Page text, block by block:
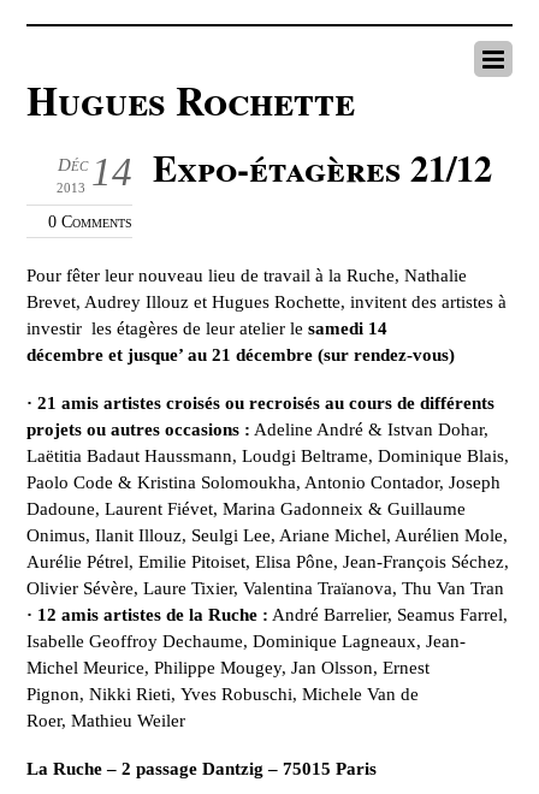
Hugues Rochette
14
Déc
2013
0 Comments
Expo-étagères 21/12
Pour fêter leur nouveau lieu de travail à la Ruche, Nathalie
Brevet, Audrey Illouz et Hugues Rochette, invitent des artistes à
investir les étagères de leur atelier lesamedi 14
décembreet jusque’ au 21 décembre (sur rendez-vous)
· 21 amis artistes croisés ou recroisés au cours de différents
projets ou autres occasions : Adeline André & Istvan Dohar,
Laëtitia Badaut Haussmann, Loudgi Beltrame, Dominique Blais,
Paolo Code & Kristina Solomoukha, Antonio Contador, Joseph
Dadoune, Laurent Fiévet, Marina Gadonneix & Guillaume
Onimus, Ilanit Illouz, Seulgi Lee, Ariane Michel, Aurélien Mole,
Aurélie Pétrel, Emilie Pitoiset, Elisa Pône, Jean-François Séchez,
Olivier Sévère, Laure Tixier, Valentina Traïanova, Thu Van Tran
· 12 amis artistes de la Ruche : André Barrelier, Seamus Farrel,
Isabelle Geoffroy Dechaume, Dominique Lagneaux, Jean-
Michel Meurice, Philippe Mougey, Jan Olsson, Ernest
Pignon, Nikki Rieti, Yves Robuschi, Michele Van de
Roer, Mathieu Weiler
La Ruche – 2 passage Dantzig – 75015 Paris